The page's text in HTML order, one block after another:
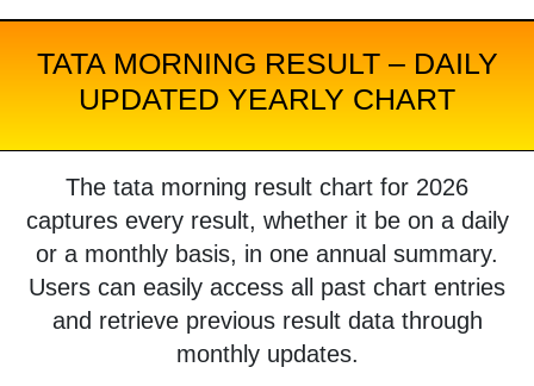
TATA MORNING RESULT – DAILY
UPDATED YEARLY CHART
The tata morning result chart for 2026
captures every result, whether it be on a daily
or a monthly basis, in one annual summary.
Users can easily access all past chart entries
and retrieve previous result data through
monthly updates.